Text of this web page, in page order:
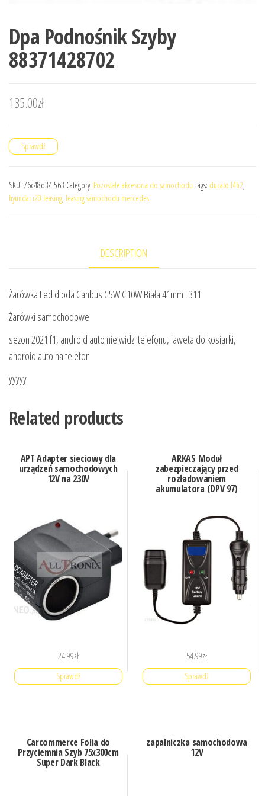
Dpa Podnośnik Szyby
88371428702
135.00zł
Sprawdź
SKU: 76c48d34f563 Category: Pozostałe akcesoria do samochodu Tags: ducato l4h2,
hyundai i20 leasing, leasing samochodu mercedes
DESCRIPTION
Żarówka Led dioda Canbus C5W C10W Biała 41mm L311
Żarówki samochodowe
sezon 2021 f1, android auto nie widzi telefonu, laweta do kosiarki,
android auto na telefon
yyyyy
Related products
APT Adapter sieciowy dla
urządzeń samochodowych
12V na 230V
24.99zł
Sprawdź
ARKAS Moduł
zabezpieczający przed
rozładowaniem
akumulatora (DPV 97)
54.99zł
Sprawdź
Carcommerce Folia do
Przyciemnia Szyb 75x300cm
Super Dark Black
zapalniczka samochodowa
12V